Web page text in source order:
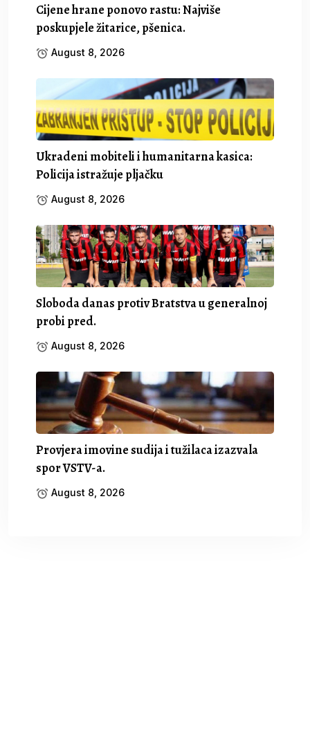
Cijene hrane ponovo rastu: Najviše
poskupjele žitarice, pšenica.
August 8, 2026
Ukradeni mobiteli i humanitarna kasica:
Policija istražuje pljačku
August 8, 2026
Sloboda danas protiv Bratstva u generalnoj
probi pred.
August 8, 2026
Provjera imovine sudija i tužilaca izazvala
spor VSTV-a.
August 8, 2026